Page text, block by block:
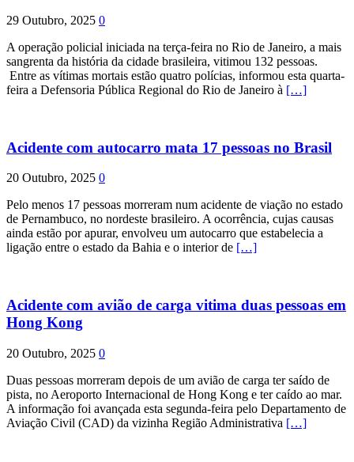
29 Outubro, 2025 0
A operação policial iniciada na terça-feira no Rio de Janeiro, a mais
sangrenta da história da cidade brasileira, vitimou 132 pessoas.
Entre as vítimas mortais estão quatro polícias, informou esta quarta-
feira a Defensoria Pública Regional do Rio de Janeiro à […]
Acidente com autocarro mata 17 pessoas no Brasil
20 Outubro, 2025 0
Pelo menos 17 pessoas morreram num acidente de viação no estado
de Pernambuco, no nordeste brasileiro. A ocorrência, cujas causas
ainda estão por apurar, envolveu um autocarro que estabelecia a
ligação entre o estado da Bahia e o interior de […]
Acidente com avião de carga vitima duas pessoas em
Hong Kong
20 Outubro, 2025 0
Duas pessoas morreram depois de um avião de carga ter saído de
pista, no Aeroporto Internacional de Hong Kong e ter caído ao mar.
A informação foi avançada esta segunda-feira pelo Departamento de
Aviação Civil (CAD) da vizinha Região Administrativa […]